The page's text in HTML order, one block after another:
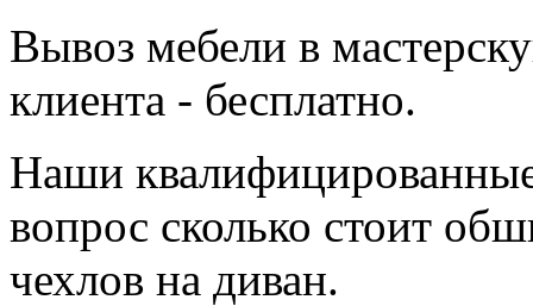
Вывоз мебели в
клиента - бесплатно.
Наши
вопрос сколько стоит
чехлов на диван.